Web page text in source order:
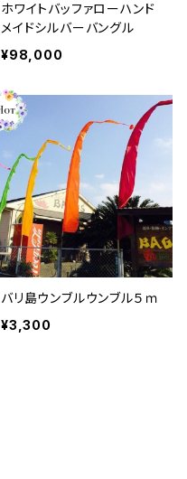
ホワイトバッファローハンド
メイドシルバーバングル
¥98,000
バリ島ウンブルウンブル５ｍ
¥3,300